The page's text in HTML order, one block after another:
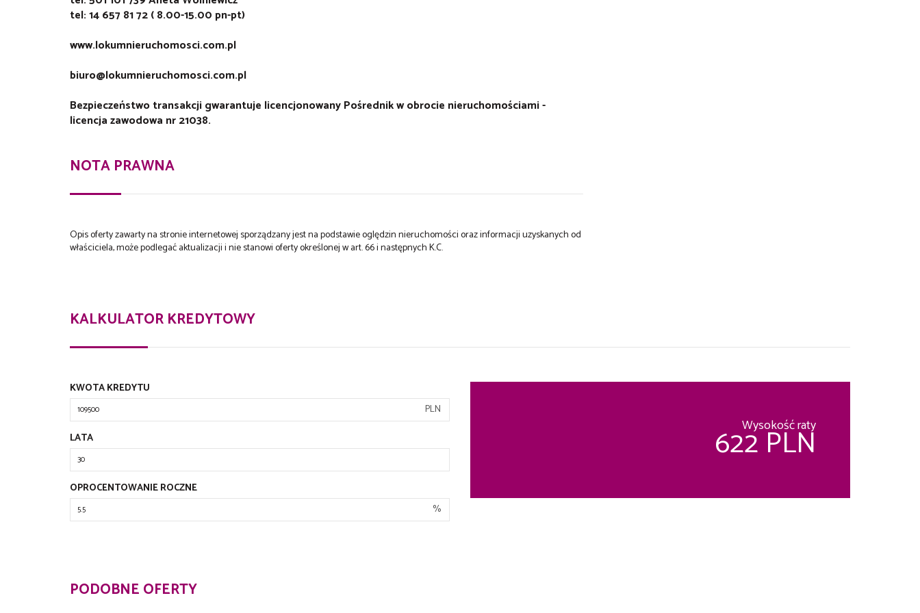
tel: 14 657 81 72 ( 8.00-15.00 pn-pt)
www.lokumnieruchomosci.com.pl
biuro@lokumnieruchomosci.com.pl
Bezpieczeństwo transakcji gwarantuje licencjonowany Pośrednik w obrocie nieruchomościami -
licencja zawodowa nr 21038.
NOTA PRAWNA
Opis oferty zawarty na stronie internetowej sporządzany jest na podstawie oględzin nieruchomości oraz informacji uzyskanych od
właściciela, może podlegać aktualizacji i nie stanowi oferty określonej w art. 66 i następnych K.C.
KALKULATOR KREDYTOWY
KWOTA KREDYTU
PLN
LATA
OPROCENTOWANIE ROCZNE
%
Wysokość raty
622 PLN
PODOBNE OFERTY